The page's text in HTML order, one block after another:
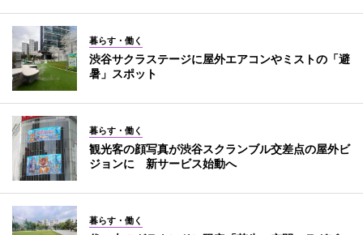
暮らす・働く
渋谷サクラステージに屋外エアコンやミストの「避
暑」スポット
暮らす・働く
観光客の顔写真が渋谷スクランブル交差点の屋外ビ
ジョンに 新サービス始動へ
暮らす・働く